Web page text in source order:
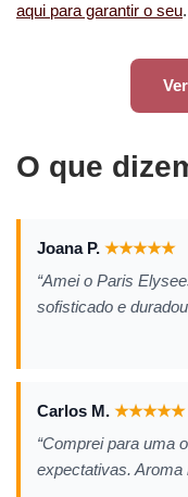
aqui para garantir o seu.
O que
Joana P. ★★★★★
“Amei o Paris
sofisticado e
Carlos M. ★★★★★
“Comprei para uma
expectativas. Aroma